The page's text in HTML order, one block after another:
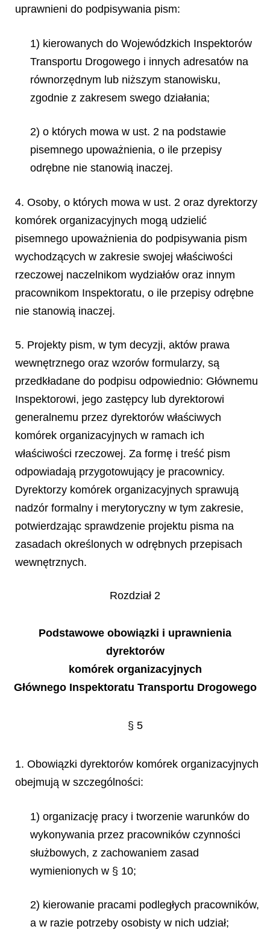
uprawnieni do podpisywania pism:
1) kierowanych do Wojewódzkich Inspektorów
Transportu Drogowego i innych adresatów na
równorzędnym lub niższym stanowisku,
zgodnie z zakresem swego działania;
2) o których mowa w ust. 2 na podstawie
pisemnego upoważnienia, o ile przepisy
odrębne nie stanowią inaczej.
4. Osoby, o których mowa w ust. 2 oraz dyrektorzy
komórek organizacyjnych mogą udzielić
pisemnego upoważnienia do podpisywania pism
wychodzących w zakresie swojej właściwości
rzeczowej naczelnikom wydziałów oraz innym
pracownikom Inspektoratu, o ile przepisy odrębne
nie stanowią inaczej.
5. Projekty pism, w tym decyzji, aktów prawa
wewnętrznego oraz wzorów formularzy, są
przedkładane do podpisu odpowiednio: Głównemu
Inspektorowi, jego zastępcy lub dyrektorowi
generalnemu przez dyrektorów właściwych
komórek organizacyjnych w ramach ich
właściwości rzeczowej. Za formę i treść pism
odpowiadają przygotowujący je pracownicy.
Dyrektorzy komórek organizacyjnych sprawują
nadzór formalny i merytoryczny w tym zakresie,
potwierdzając sprawdzenie projektu pisma na
zasadach określonych w odrębnych przepisach
wewnętrznych.
Rozdział 2
Podstawowe obowiązki i uprawnienia
dyrektorów
komórek organizacyjnych
Głównego Inspektoratu Transportu Drogowego
§ 5
1. Obowiązki dyrektorów komórek organizacyjnych
obejmują w szczególności:
1) organizację pracy i tworzenie warunków do
wykonywania przez pracowników czynności
służbowych, z zachowaniem zasad
wymienionych w § 10;
2) kierowanie pracami podległych pracowników,
a w razie potrzeby osobisty w nich udział;